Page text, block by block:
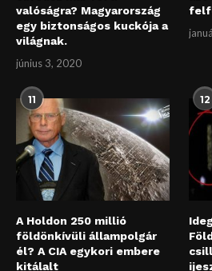
valóságra? Magyarország
egy biztonságos kuckója a
világnak.
június 3, 2020
11
A Holdon 250 millió
földönkívüli állampolgár
él? A CIA egykori embere
kitálalt
12